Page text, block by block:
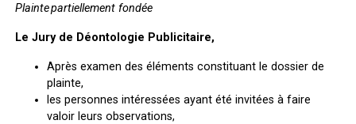
Plainte partiellement fondée
Le Jury de Déontologie Publicitaire,
Après examen des éléments constituant le dossier de
plainte,
les personnes intéressées ayant été invitées à faire
valoir leurs observations,